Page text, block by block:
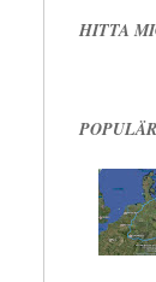
HITTA